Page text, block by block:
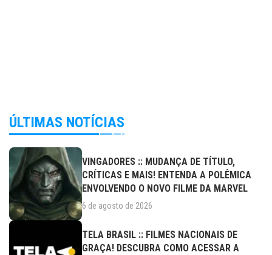
ÚLTIMAS NOTÍCIAS
VINGADORES :: MUDANÇA DE TÍTULO,
CRÍTICAS E MAIS! ENTENDA A POLÊMICA
ENVOLVENDO O NOVO FILME DA MARVEL
6 de agosto de 2026
TELA BRASIL :: FILMES NACIONAIS DE
GRAÇA! DESCUBRA COMO ACESSAR A